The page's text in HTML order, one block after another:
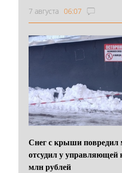
7 августа 06:07
Снег с крыши
отсудил у управляющей
млн рублей